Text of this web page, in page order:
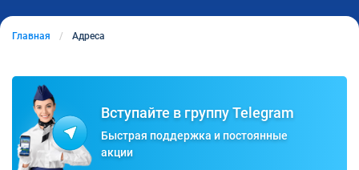
Главная Адреса
Вступайте в группу Telegram
Быстрая поддержка и постоянные
акции